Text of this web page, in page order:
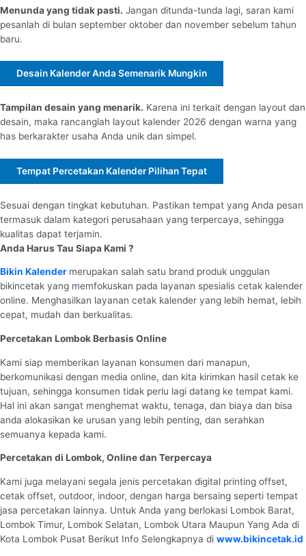
Menunda yang tidak pasti. Jangan ditunda-tunda lagi, saran kami
pesanlah di bulan september oktober dan november sebelum tahun
baru.
Desain Kalender Anda Semenarik Mungkin
Tampilan desain yang menarik. Karena ini terkait dengan layout dan
desain, maka rancanglah layout kalender 2026 dengan warna yang
has berkarakter usaha Anda unik dan simpel.
Tempat Percetakan Kalender Pilihan Tepat
Sesuai dengan tingkat kebutuhan. Pastikan tempat yang Anda pesan
termasuk dalam kategori perusahaan yang terpercaya, sehingga
kualitas dapat terjamin.
Anda Harus Tau Siapa Kami ?
Bikin Kalender merupakan salah satu brand produk unggulan
bikincetak yang memfokuskan pada layanan spesialis cetak kalender
online. Menghasilkan layanan cetak kalender yang lebih hemat, lebih
cepat, mudah dan berkualitas.
Percetakan Lombok Berbasis Online
Kami siap memberikan layanan konsumen dari manapun,
berkomunikasi dengan media online, dan kita kirimkan hasil cetak ke
tujuan, sehingga konsumen tidak perlu lagi datang ke tempat kami.
Hal ini akan sangat menghemat waktu, tenaga, dan biaya dan bisa
anda alokasikan ke urusan yang lebih penting, dan serahkan
semuanya kepada kami.
Percetakan di Lombok, Online dan Terpercaya
Kami juga melayani segala jenis percetakan digital printing offset,
cetak offset, outdoor, indoor, dengan harga bersaing seperti tempat
jasa percetakan lainnya. Untuk Anda yang berlokasi Lombok Barat,
Lombok Timur, Lombok Selatan, Lombok Utara Maupun Yang Ada di
Kota Lombok Pusat Berikut Info Selengkapnya di www.bikincetak.id